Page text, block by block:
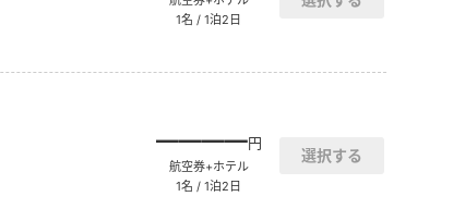
1名 / 1泊2日
――――円
航空券+ホテル
1名 / 1泊2日